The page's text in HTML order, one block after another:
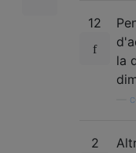
12
la
2